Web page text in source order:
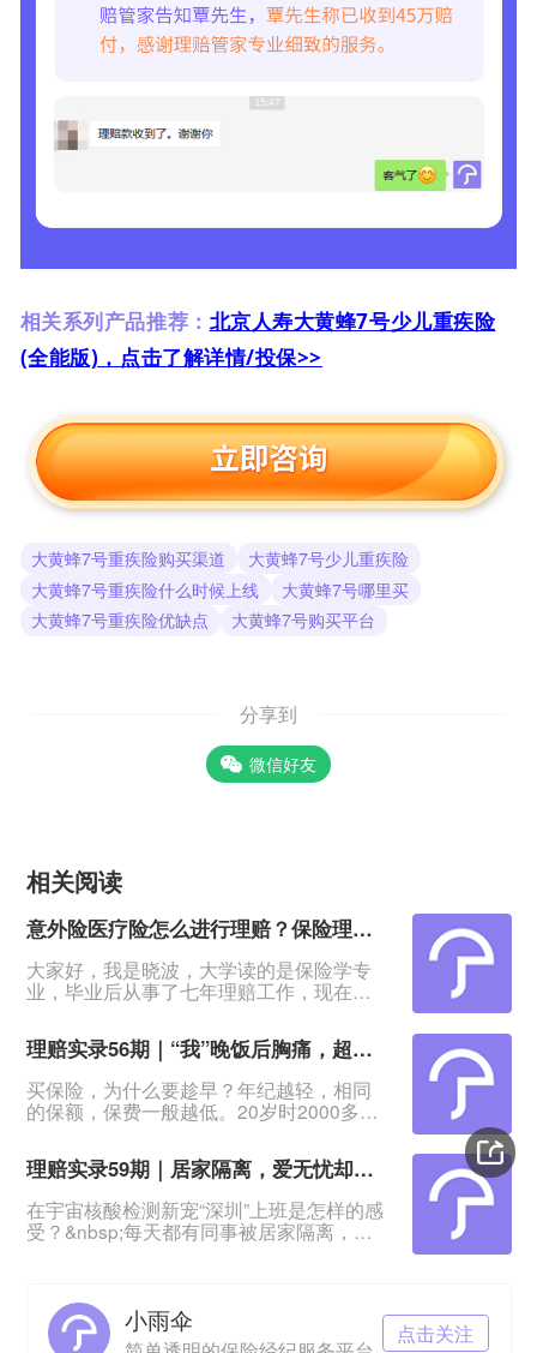
相关系列产品推荐： 北京人寿大黄蜂7号少儿重疾险
(全能版)，点击了解详情/投保>>
大黄蜂7号重疾险购买渠道
大黄蜂7号少儿重疾险
大黄蜂7号重疾险什么时候上线
大黄蜂7号哪里买
大黄蜂7号重疾险优缺点
大黄蜂7号购买平台
分享到
微信好友
相关阅读
意外险医疗险怎么进行理赔？保险理赔时间有限制吗？
大家好，我是晓波，大学读的是保险学专
业，毕业后从事了七年理赔工作，现在是
给我看了留言，发现大家都对理赔老师的
工作感兴趣，所以今天我就来给大家揭秘
一下！因为小雨伞是保险经纪公司，所以
在小雨伞当理赔老师，既要面对客户，又
要对接保险公司，充当一个纽带的作用。
拿给你的人！我的工作总的来说，就是围
理赔实录56期｜“我”晚饭后胸痛，超级玛丽赔11.25万元
买保险，为什么要趁早？年纪越轻，相同
的保额，保费一般越低。20岁时2000多保
了。&nbsp;黄女士家就是一个典型的例
子。年轻的时候，黄女士觉得身体好，买
保险大概率是不会理赔的，纯属“浪费钱”。
等到40多岁，看到身边的亲戚朋友不时传
来患癌，甚至去世的消息，黄女士才感到
理赔实录59期｜居家隔离，爱无忧却拒赔？这些情况注意了！
在宇宙核酸检测新宠“深圳”上班是怎样的感
受？&nbsp;每天都有同事被居家隔离，上
方面面，被带火的爱无忧疫情险也屡上热
搜，每日万单都把扇扇整懵了。&nbsp;流
小雨伞 点击关注